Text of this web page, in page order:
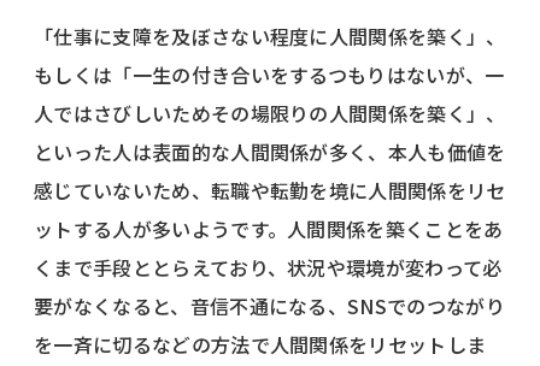
「仕事に支障を及ぼさない程度に人間関係を築く」、
もしくは「一生の付き合いをするつもりはないが、一
人ではさびしいためその場限りの人間関係を築く」、
といった人は表面的な人間関係が多く、本人も価値を
感じていないため、転職や転勤を境に人間関係をリセ
ットする人が多いようです。人間関係を築くことをあ
くまで手段ととらえており、状況や環境が変わって必
要がなくなると、音信不通になる、SNSでのつながり
を一斉に切るなどの方法で人間関係をリセットしま